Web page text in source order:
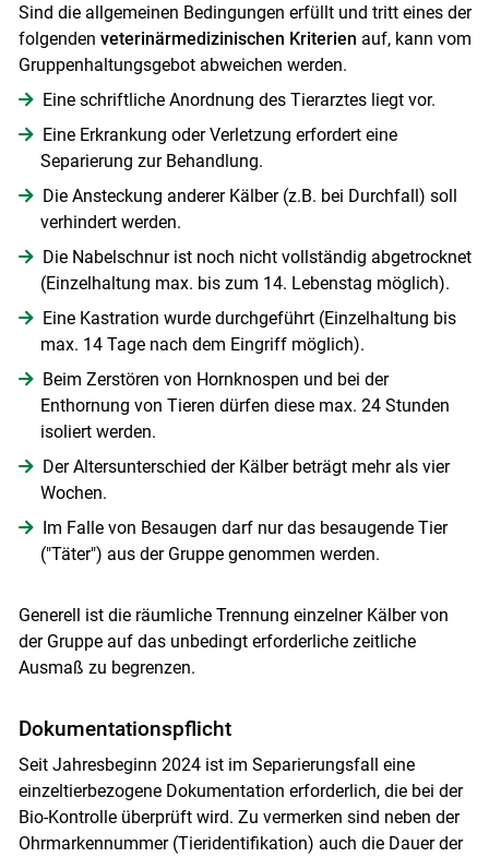
Sind die allgemeinen Bedingungen erfüllt und tritt eines der
folgenden veterinärmedizinischen Kriterien auf, kann vom
Gruppenhaltungsgebot abweichen werden.
Eine schriftliche Anordnung des Tierarztes liegt vor.
Eine Erkrankung oder Verletzung erfordert eine
Separierung zur Behandlung.
Die Ansteckung anderer Kälber (z.B. bei Durchfall) soll
verhindert werden.
Die Nabelschnur ist noch nicht vollständig abgetrocknet
(Einzelhaltung max. bis zum 14. Lebenstag möglich).
Eine Kastration wurde durchgeführt (Einzelhaltung bis
max. 14 Tage nach dem Eingriff möglich).
Beim Zerstören von Hornknospen und bei der
Enthornung von Tieren dürfen diese max. 24 Stunden
isoliert werden.
Der Altersunterschied der Kälber beträgt mehr als vier
Wochen.
Im Falle von Besaugen darf nur das besaugende Tier
("Täter") aus der Gruppe genommen werden.
Generell ist die räumliche Trennung einzelner Kälber von
der Gruppe auf das unbedingt erforderliche zeitliche
Ausmaß zu begrenzen.
Dokumentationspflicht
Seit Jahresbeginn 2024 ist im Separierungsfall eine
einzeltierbezogene Dokumentation erforderlich, die bei der
Bio-Kontrolle überprüft wird. Zu vermerken sind neben der
Ohrmarkennummer (Tieridentifikation) auch die Dauer der